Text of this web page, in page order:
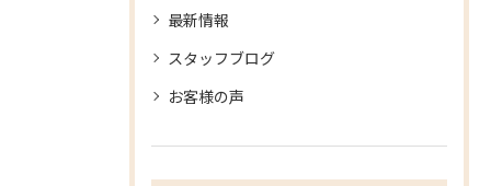
最新情報
スタッフブログ
お客様の声